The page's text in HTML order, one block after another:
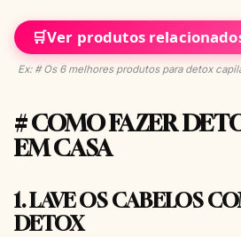
🛒Ver produtos
Ex: # Os 6 melhores produtos para detox
# COMO FAZER
EM CASA
1. LAVE OS CABELOS
DETOX